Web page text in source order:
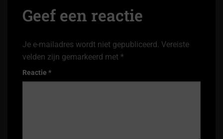
Geef een reactie
Je e-mailadres wordt niet gepubliceerd. Vereiste
velden zijn gemarkeerd met *
Reactie *